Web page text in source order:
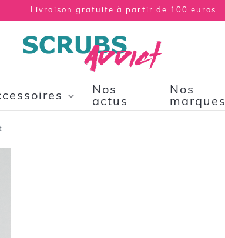
Livraison gratuite à partir de 100 euros
Nos
actus
Nos
marques